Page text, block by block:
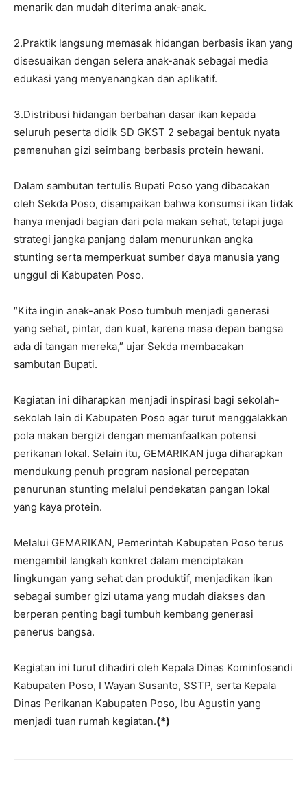
menarik dan mudah diterima anak-anak.
2.Praktik langsung memasak hidangan berbasis ikan yang
disesuaikan dengan selera anak-anak sebagai media
edukasi yang menyenangkan dan aplikatif.
3.Distribusi hidangan berbahan dasar ikan kepada
seluruh peserta didik SD GKST 2 sebagai bentuk nyata
pemenuhan gizi seimbang berbasis protein hewani.
Dalam sambutan tertulis Bupati Poso yang dibacakan
oleh Sekda Poso, disampaikan bahwa konsumsi ikan tidak
hanya menjadi bagian dari pola makan sehat, tetapi juga
strategi jangka panjang dalam menurunkan angka
stunting serta memperkuat sumber daya manusia yang
unggul di Kabupaten Poso.
“Kita ingin anak-anak Poso tumbuh menjadi generasi
yang sehat, pintar, dan kuat, karena masa depan bangsa
ada di tangan mereka,” ujar Sekda membacakan
sambutan Bupati.
Kegiatan ini diharapkan menjadi inspirasi bagi sekolah-
sekolah lain di Kabupaten Poso agar turut menggalakkan
pola makan bergizi dengan memanfaatkan potensi
perikanan lokal. Selain itu, GEMARIKAN juga diharapkan
mendukung penuh program nasional percepatan
penurunan stunting melalui pendekatan pangan lokal
yang kaya protein.
Melalui GEMARIKAN, Pemerintah Kabupaten Poso terus
mengambil langkah konkret dalam menciptakan
lingkungan yang sehat dan produktif, menjadikan ikan
sebagai sumber gizi utama yang mudah diakses dan
berperan penting bagi tumbuh kembang generasi
penerus bangsa.
Kegiatan ini turut dihadiri oleh Kepala Dinas Kominfosandi
Kabupaten Poso, I Wayan Susanto, SSTP, serta Kepala
Dinas Perikanan Kabupaten Poso, Ibu Agustin yang
menjadi tuan rumah kegiatan.(*)